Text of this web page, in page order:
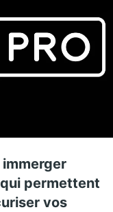
permettent
vos